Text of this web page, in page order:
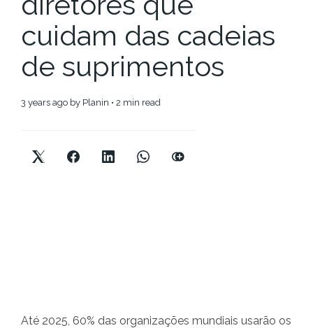
cuidam das cadeias
de suprimentos
3 years ago by Planin • 2 min read
Até 2025, 60% das organizações mundiais usarão os